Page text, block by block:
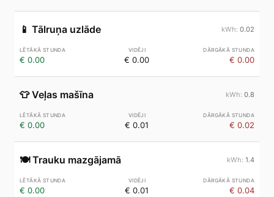
📱 Tālruņa uzlāde 0.02
€ 0.00 € 0.00 € 0.00
👕 Veļas mašīna 0.8
€ 0.00 € 0.01 € 0.02
🍽️ Trauku mazgājamā 1.4
€ 0.00 € 0.01 € 0.04